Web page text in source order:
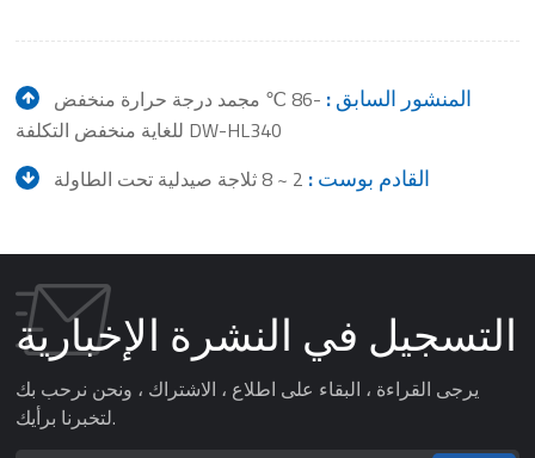
المنشور السابق :
-86 ℃ مجمد درجة حرارة منخفض
للغاية منخفض التكلفة DW-HL340
القادم بوست : 2 ~ 8 ثلاجة صيدلية تحت الطاولة
التسجيل في النشرة الإخبارية
يرجى القراءة ، البقاء على اطلاع ، الاشتراك ، ونحن نرحب بك
لتخبرنا برأيك.